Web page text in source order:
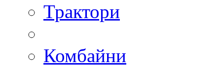
Трактори
Комбайни